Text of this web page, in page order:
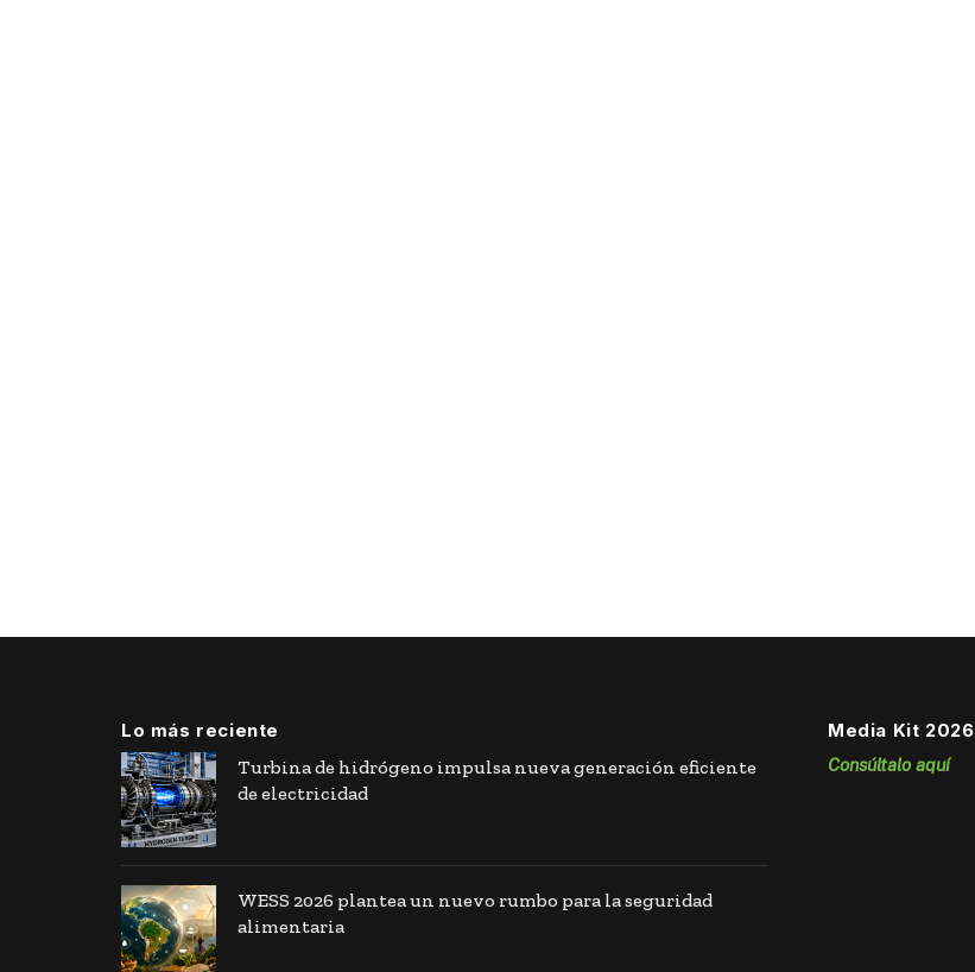
Lo más reciente
Turbina de hidrógeno impulsa nueva generación eficiente
de electricidad
WESS 2026 plantea un nuevo rumbo para la seguridad
alimentaria
Media Kit 2026
Consúltalo aquí